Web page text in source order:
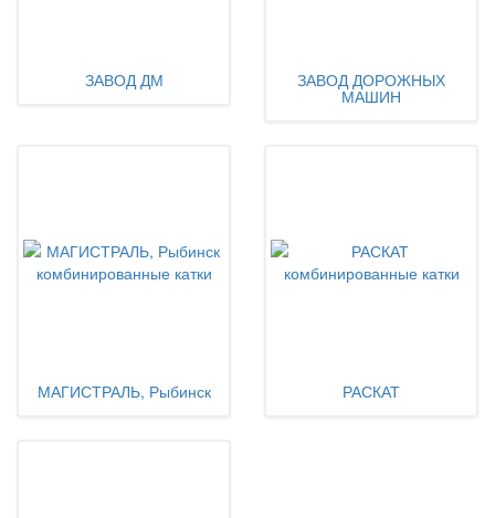
ЗАВОД ДМ ЗАВОД ДОРОЖНЫХ
МАШИН
МАГИСТРАЛЬ, Рыбинск РАСКАТ